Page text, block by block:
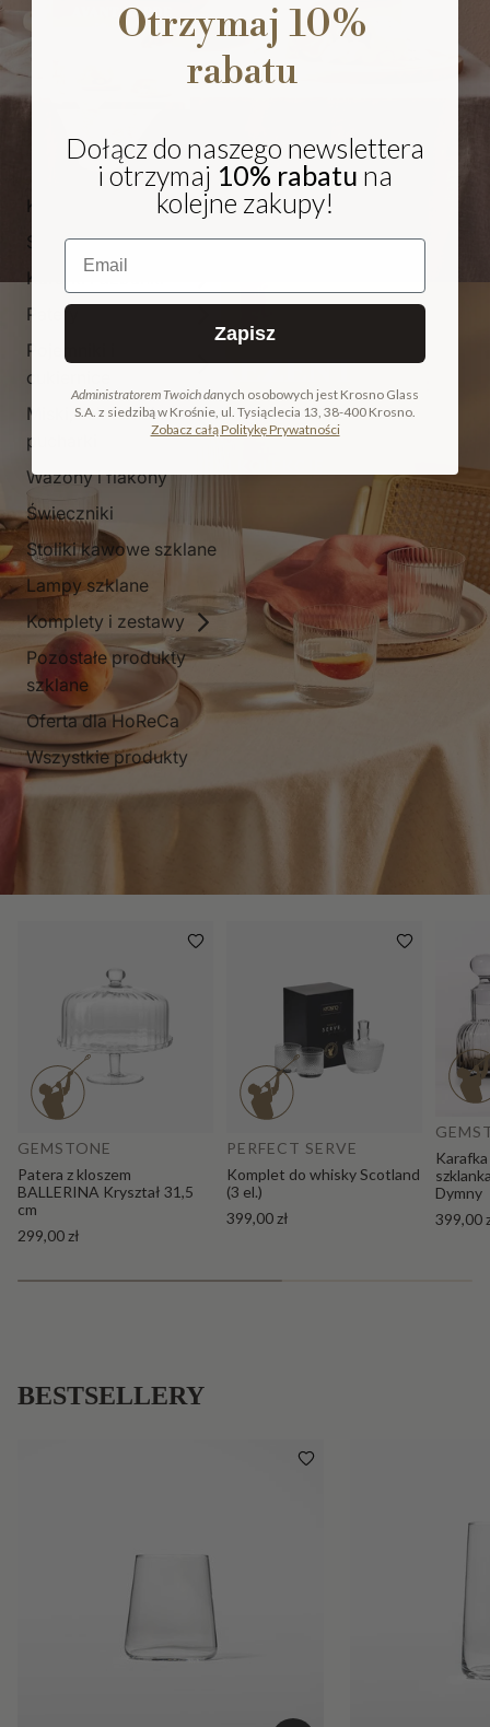
Kieliszki i pokale
Szklanki
Karafki i dzbanki
Patery
Pojemniki i
cukiernice
Miski, salaterki i
pucharki
Wazony i flakony
Świeczniki
Stoliki kawowe szklane
Lampy szklane
Komplety i zestawy
Pozostałe produkty
szklane
Oferta dla HoReCa
Wszystkie produkty
NA PREZENT
COLLECTION
Dodaj do koszyka
GEMSTONE
Patera z kloszem
BALLERINA Kryształ 31,5
cm
299,00 zł
PERFECT SERVE
Komplet do whisky Scotland
(3 el.)
399,00 zł
Dymny
399,00
BESTSELLERY
Otrzymaj 10%
rabatu
Dołącz do naszego newslettera
i otrzymaj 10% rabatu na
kolejne zakupy!
Email
Zapisz
Administratorem Twoich danych osobowych jest Krosno Glass
S.A. z siedzibą w Krośnie, ul. Tysiąclecia 13, 38-400 Krosno.
Zobacz całą Politykę Prywatności